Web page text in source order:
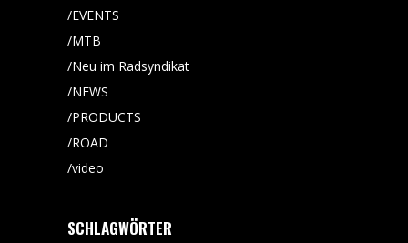
EVENTS
MTB
Neu im Radsyndikat
NEWS
PRODUCTS
ROAD
video
SCHLAGWÖRTER